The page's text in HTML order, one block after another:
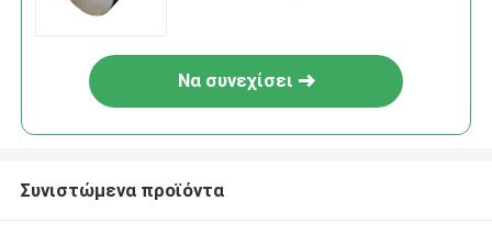
Να συνεχίσει
Συνιστώμενα προϊόντα